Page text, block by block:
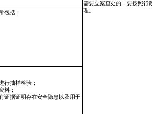
需要立案查处的，要按照行
理。
包括：
行抽样检验；
料；
证据证明存在安全隐患以及用于